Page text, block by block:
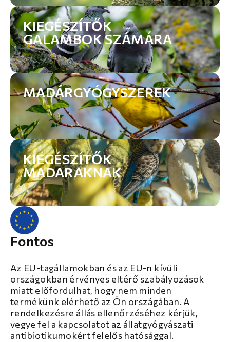
KIEGÉSZÍTŐK
GALAMBOK SZÁMÁRA
MADÁRGYÓGYSZEREK
KIEGÉSZÍTŐK
MADARAKNAK
Fontos
Az EU-tagállamokban és az EU-n kívüli
országokban érvényes eltérő szabályozások
miatt előfordulhat, hogy nem minden
termékünk elérhető az Ön országában. A
rendelkezésre állás ellenőrzéséhez kérjük,
vegye fel a kapcsolatot az állatgyógyászati
antibiotikumokért felelős hatósággal.